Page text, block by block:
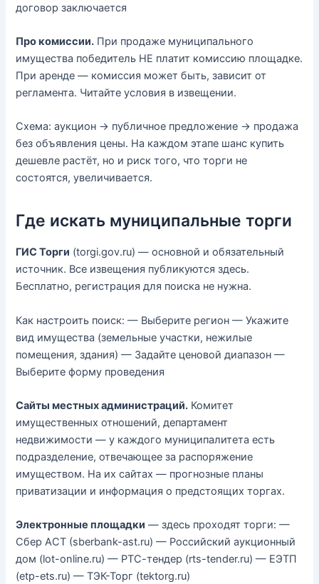
договор заключается
Про комиссии. При продаже муниципального
имущества победитель НЕ платит комиссию площадке.
При аренде — комиссия может быть, зависит от
регламента. Читайте условия в извещении.
Схема: аукцион → публичное предложение → продажа
без объявления цены. На каждом этапе шанс купить
дешевле растёт, но и риск того, что торги не
состоятся, увеличивается.
Где искать муниципальные торги
ГИС Торги (torgi.gov.ru) — основной и обязательный
источник. Все извещения публикуются здесь.
Бесплатно, регистрация для поиска не нужна.
Как настроить поиск: — Выберите регион — Укажите
вид имущества (земельные участки, нежилые
помещения, здания) — Задайте ценовой диапазон —
Выберите форму проведения
Сайты местных администраций. Комитет
имущественных отношений, департамент
недвижимости — у каждого муниципалитета есть
подразделение, отвечающее за распоряжение
имуществом. На их сайтах — прогнозные планы
приватизации и информация о предстоящих торгах.
Электронные площадки — здесь проходят торги: —
Сбер АСТ (sberbank-ast.ru) — Российский аукционный
дом (lot-online.ru) — РТС-тендер (rts-tender.ru) — ЕЭТП
(etp-ets.ru) — ТЭК-Торг (tektorg.ru)